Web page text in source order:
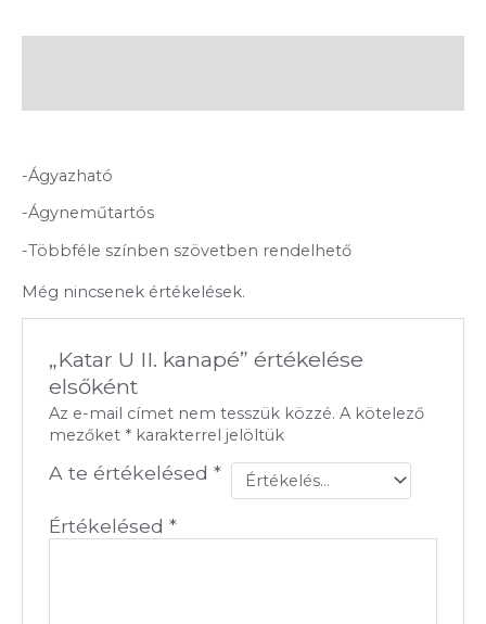
-Ágyazható
-Ágyneműtartós
-Többféle színben szövetben rendelhető
Még nincsenek értékelések.
„Katar U II. kanapé” értékelése
elsőként
Az e-mail címet nem tesszük közzé. A kötelező
mezőket * karakterrel jelöltük
A te értékelésed*
Értékelésed*